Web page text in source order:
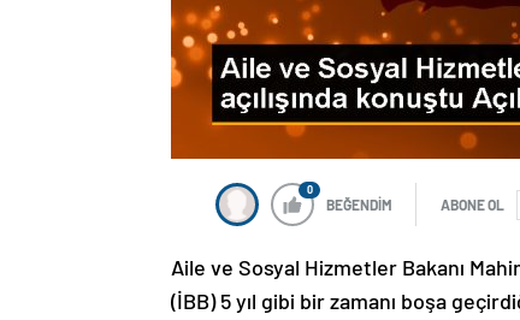
0
BEĞENDİM ABONE OL
Aile ve Sosyal Hizmetler Bakanı
(İBB) 5 yıl gibi bir zamanı boşa